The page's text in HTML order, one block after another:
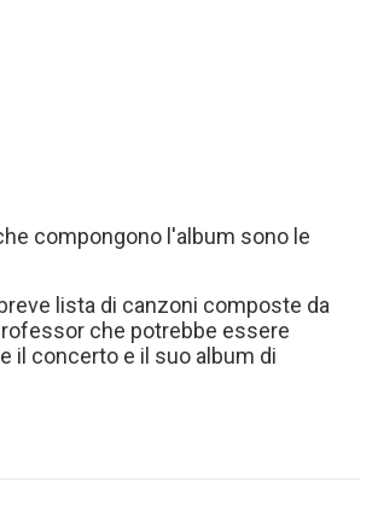
compongono l'album sono le
lista di canzoni composte da
che potrebbe essere
il concerto e il suo album di